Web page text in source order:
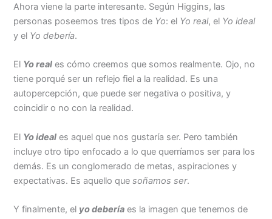
Ahora viene la parte interesante. Según Higgins, las
personas poseemos tres tipos de Yo: el Yo real, el Yo ideal
y el Yo debería.
El Yo real es cómo creemos que somos realmente. Ojo, no
tiene porqué ser un reflejo fiel a la realidad. Es una
autopercepción, que puede ser negativa o positiva, y
coincidir o no con la realidad.
El Yo ideal es aquel que nos gustaría ser. Pero también
incluye otro tipo enfocado a lo que querríamos ser para los
demás. Es un conglomerado de metas, aspiraciones y
expectativas. Es aquello quesoñamos ser.
Y finalmente, el yo debería es la imagen que tenemos de